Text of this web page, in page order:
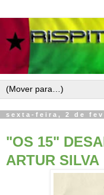
sexta-feira, 2 de
"OS 15"
ARTUR SILVA